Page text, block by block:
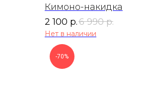
Кимоно-накидка
2 100 р.6 990 р.
Нет в наличии
-70%